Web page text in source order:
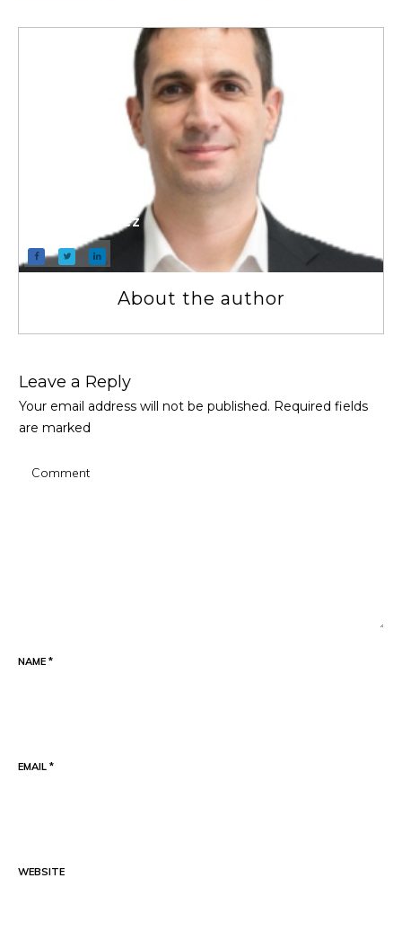
Pablo Sanchez
About the author
Leave a Repl​​​​​y
Your email address will not be published. Required fields
are marked
NAME *
EMAIL *
WEBSITE